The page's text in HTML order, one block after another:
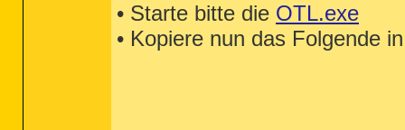
• Starte bitte die OTL.exe
• Kopiere nun das Folgende